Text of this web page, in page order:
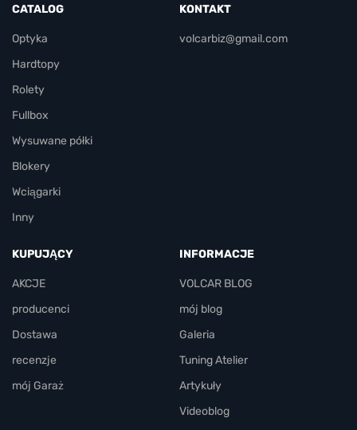
CATALOG
Optyka
Hardtopy
Rolety
Fullbox
Wysuwane półki
Blokery
Wciągarki
Inny
KONTAKT
volcarbiz@gmail.com
KUPUJĄCY
AKCJE
producenci
Dostawa
recenzje
mój Garaż
INFORMACJE
VOLCAR BLOG
mój blog
Galeria
Tuning Atelier
Artykuły
Videoblog